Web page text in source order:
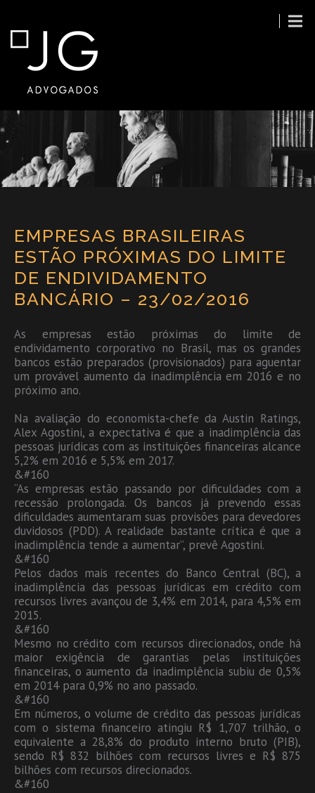
EMPRESAS BRASILEIRAS
ESTÃO PRÓXIMAS DO LIMITE
DE ENDIVIDAMENTO
BANCÁRIO – 23/02/2016
As empresas estão próximas do limite de
endividamento corporativo no Brasil, mas os grandes
bancos estão preparados (provisionados) para aguentar
um provável aumento da inadimplência em 2016 e no
próximo ano.
Na avaliação do economista-chefe da Austin Ratings,
Alex Agostini, a expectativa é que a inadimplência das
pessoas jurídicas com as instituições financeiras alcance
5,2% em 2016 e 5,5% em 2017.
&#160
“As empresas estão passando por dificuldades com a
recessão prolongada. Os bancos já prevendo essas
dificuldades aumentaram suas provisões para devedores
duvidosos (PDD). A realidade bastante crítica é que a
inadimplência tende a aumentar”, prevê Agostini.
&#160
Pelos dados mais recentes do Banco Central (BC), a
inadimplência das pessoas jurídicas em crédito com
recursos livres avançou de 3,4% em 2014, para 4,5% em
2015.
&#160
Mesmo no crédito com recursos direcionados, onde há
maior exigência de garantias pelas instituições
financeiras, o aumento da inadimplência subiu de 0,5%
em 2014 para 0,9% no ano passado.
&#160
Em números, o volume de crédito das pessoas jurídicas
com o sistema financeiro atingiu R$ 1,707 trilhão, o
equivalente a 28,8% do produto interno bruto (PIB),
sendo R$ 832 bilhões com recursos livres e R$ 875
bilhões com recursos direcionados.
&#160